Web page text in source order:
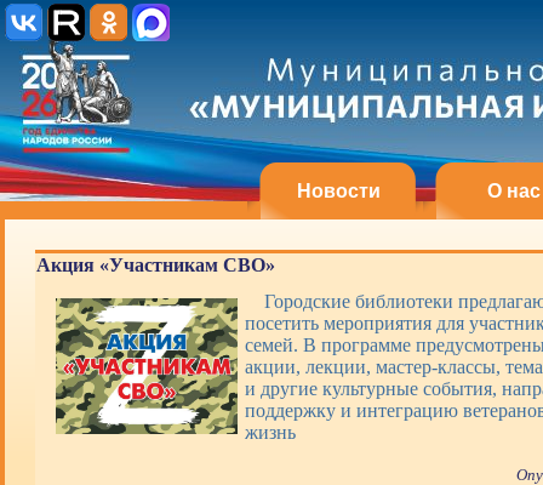
Новости О нас
Акция «Участникам СВО»
Городские библиотеки
посетить мероприятия для
семей. В программе
акции, лекции, мастер-классы,
и другие культурные события,
поддержку и интеграцию
жизнь